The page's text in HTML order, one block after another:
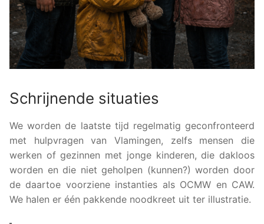
Schrijnende situaties
We worden de laatste tijd regelmatig geconfronteerd
met hulpvragen van Vlamingen, zelfs mensen die
werken of gezinnen met jonge kinderen, die dakloos
worden en die niet geholpen (kunnen?) worden door
de daartoe voorziene instanties als OCMW en CAW.
We halen er één pakkende noodkreet uit ter illustratie.